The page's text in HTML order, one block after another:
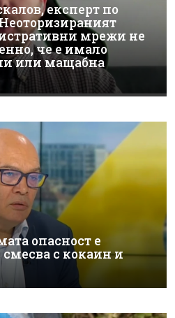
експерт по
мрежи не
че е имало
или мащабна
опасност е
с кокаин и